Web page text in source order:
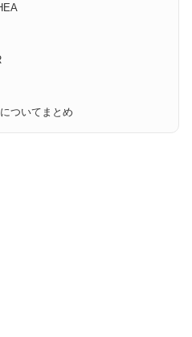
ついてまとめ